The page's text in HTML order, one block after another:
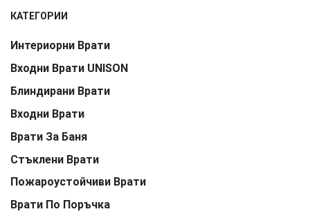
КАТЕГОРИИ
Интериорни Врати
Входни Врати UNISON
Блиндирани Врати
Входни Врати
Врати За Баня
Стъклени Врати
Пожароустойчиви Врати
Врати По Поръчка